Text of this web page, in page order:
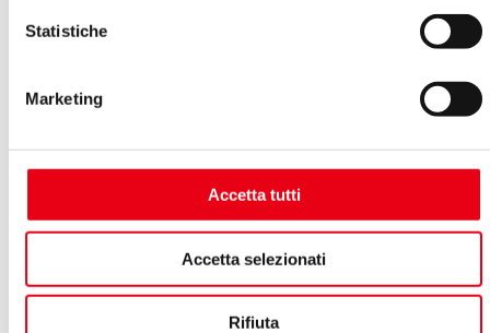
Statistiche
Marketing
Accetta tutti
Accetta selezionati
Rifiuta
NO
N° ISCRIZIONE ENPALS
PRIMA DEL 31.12.95
PENSIONATO ENPALS
SI
SI
coordinate: